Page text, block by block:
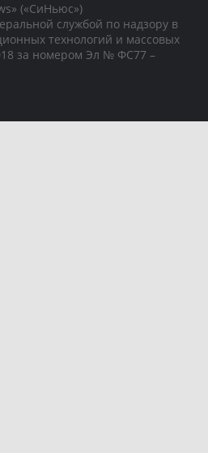
(«СиНьюс»)
службой по надзору в
технологий и массовых
за номером Эл № ФС77 –